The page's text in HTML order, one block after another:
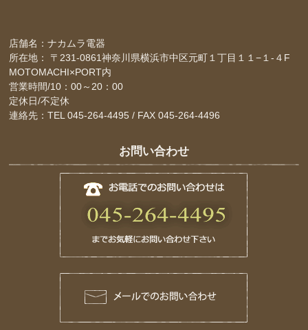
店舗名：ナカムラ電器
所在地： 〒231-0861神奈川県横浜市中区元町１丁目１１−１-４F
MOTOMACHI×PORT内
営業時間/10：00～20：00
定休日/不定休
連絡先：TEL 045-264-4495 / FAX 045-264-4496
お問い合わせ